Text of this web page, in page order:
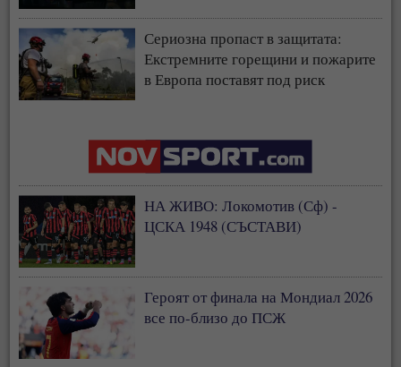
Сериозна пропаст в защитата:
Екстремните горещини и пожарите
в Европа поставят под риск
НА ЖИВО: Локомотив (Сф) -
ЦСКА 1948 (СЪСТАВИ)
Героят от финала на Мондиал 2026
все по-близо до ПСЖ